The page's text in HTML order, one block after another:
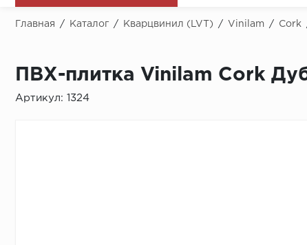
Главная / Каталог / Кварцвинил (LVT) / Vinilam / Cork
ПВХ-плитка Vinilam Cork
Артикул: 1324